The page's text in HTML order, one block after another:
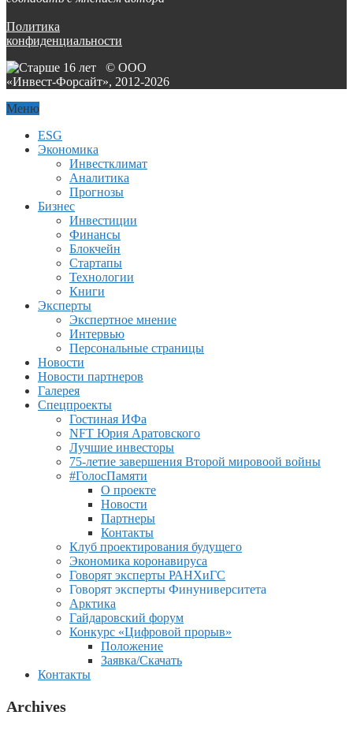
Политика
конфиденциальности
© ООО
«Инвест-Форсайт», 2012-2026
Меню
ESG
Экономика
Инвестклимат
Аналитика
Прогнозы
Бизнес
Инвестиции
Финансы
Блокчейн
Стартапы
Технологии
Книги
Эксперты
Экспертное мнение
Интервью
Персональные страницы
Новости
Новости партнеров
Галерея
Спецпроекты
Гостиная ИФа
NFT Юрия Аратовского
Лучшие инвесторы
75-летие завершения Второй мировоой войны
#ГолосПамяти
О проекте
Новости
Партнеры
Контакты
Клуб проектирования будущего
Экономика коронавируса
Говорят эксперты РАНХиГС
Говорят эксперты Финуниверситета
Арктика
Гайдаровский форум
Конкурс «Цифровой прорыв»
Положение
Заявка/Скачать
Контакты
Archives